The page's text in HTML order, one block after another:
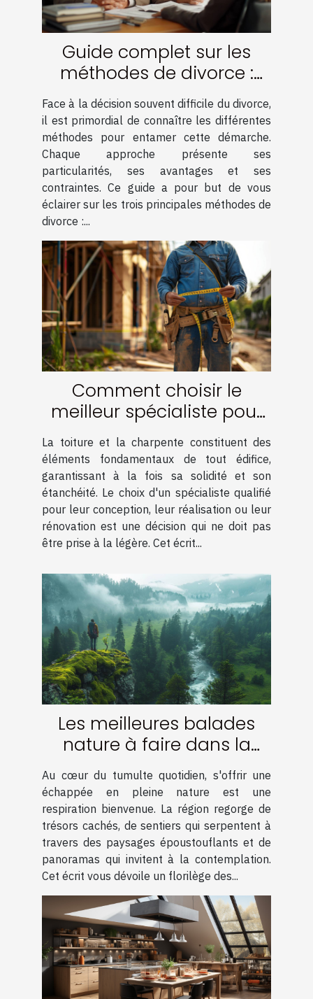
Guide complet sur les
méthodes de divorce :
amiable, médiation et
contentieux
Face à la décision souvent difficile du divorce,
il est primordial de connaître les différentes
méthodes pour entamer cette démarche.
Chaque approche présente ses
particularités, ses avantages et ses
contraintes. Ce guide a pour but de vous
éclairer sur les trois principales méthodes de
divorce :...
Comment choisir le
meilleur spécialiste pour
votre charpente et
couverture
La toiture et la charpente constituent des
éléments fondamentaux de tout édifice,
garantissant à la fois sa solidité et son
étanchéité. Le choix d'un spécialiste qualifié
pour leur conception, leur réalisation ou leur
rénovation est une décision qui ne doit pas
être prise à la légère. Cet écrit...
Les meilleures balades
nature à faire dans la
région
Au cœur du tumulte quotidien, s'offrir une
échappée en pleine nature est une
respiration bienvenue. La région regorge de
trésors cachés, de sentiers qui serpentent à
travers des paysages époustouflants et de
panoramas qui invitent à la contemplation.
Cet écrit vous dévoile un florilège des...